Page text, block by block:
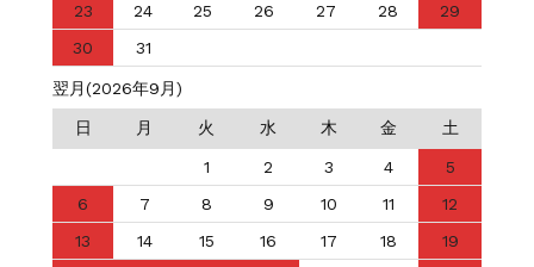
23
24 25 26 27 28
29
30
31
翌月(2026年9月)
日 月 火 水 木 金 土
1 2 3 4
5
6
7 8 9 10 11
12
13
14 15 16 17 18
19